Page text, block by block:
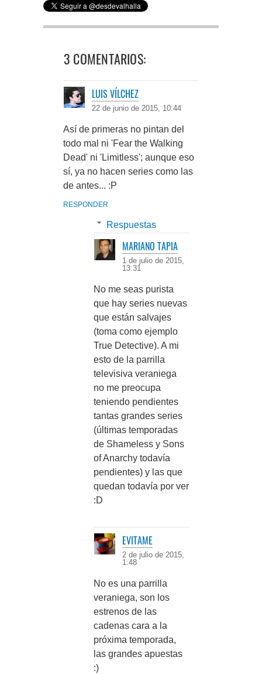
3 COMENTARIOS:
LUIS VÍLCHEZ
22 de junio de 2015, 10:44
Así de primeras no pintan del
todo mal ni 'Fear the Walking
Dead' ni 'Limitless'; aunque eso
sí, ya no hacen series como las
de antes... :P
RESPONDER
Respuestas
MARIANO TAPIA
1 de julio de 2015,
13:31
No me seas purista
que hay series nuevas
que están salvajes
(toma como ejemplo
True Detective). A mi
esto de la parrilla
televisiva veraniega
no me preocupa
teniendo pendientes
tantas grandes series
(últimas temporadas
de Shameless y Sons
of Anarchy todavía
pendientes) y las que
quedan todavía por ver
:D
EVITAME
2 de julio de 2015,
1:48
No es una parrilla
veraniega, son los
estrenos de las
cadenas cara a la
próxima temporada,
las grandes apuestas
:)